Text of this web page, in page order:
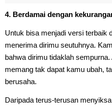
4. Berdamai dengan
Untuk bisa menjadi versi terbaik
menerima dirimu seutuhnya.
bahwa dirimu tidaklah
memang tak dapat kamu ubah,
berusaha.
Daripada terus-terusan